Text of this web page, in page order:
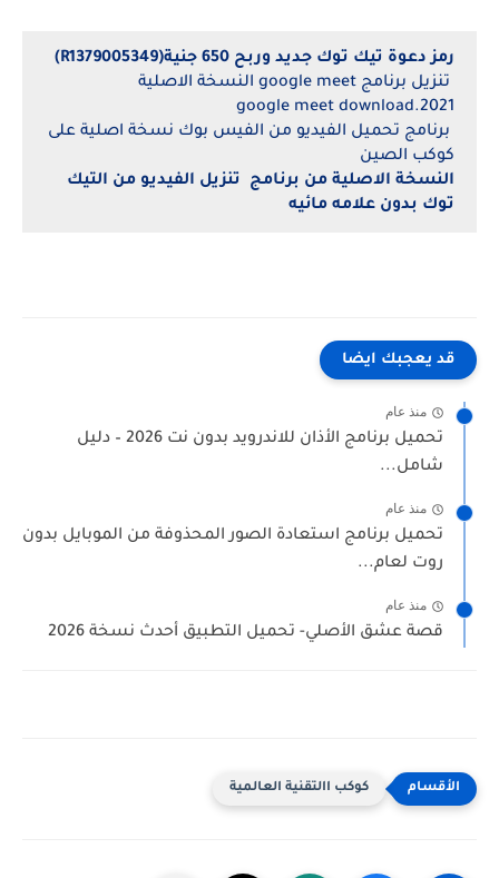
رمز دعوة تيك توك جديد وربح 650 جنية(R1379005349)
تنزيل برنامج google meet النسخة الاصلية
2021.google meet download
برنامج تحميل الفيديو من الفيس بوك نسخة اصلية على
كوكب الصين
النسخة الاصلية من برنامج تنزيل الفيديو من التيك
توك بدون علامه مائيه
قد يعجبك ايضا
منذ عام
تحميل برنامج الأذان للاندرويد بدون نت 2026 – دليل
شامل...
منذ عام
تحميل برنامج استعادة الصور المحذوفة من الموبايل بدون
روت لعام...
منذ عام
قصة عشق الأصلي- تحميل التطبيق أحدث نسخة 2026
كوكب االتقنية العالمية